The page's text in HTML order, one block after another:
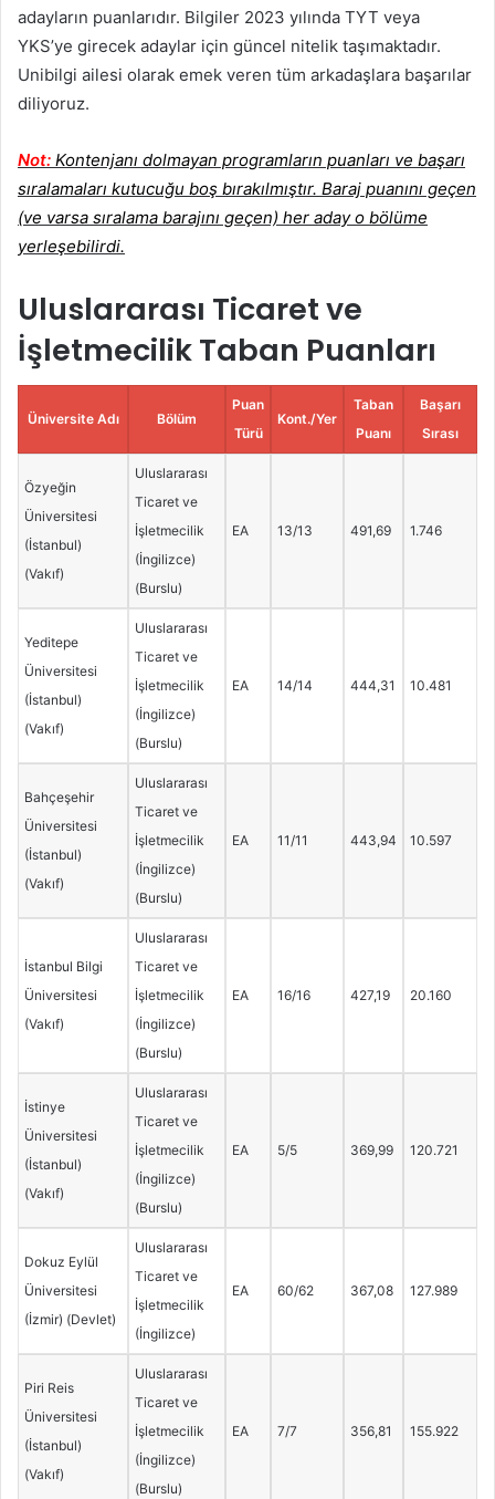
adayların puanlarıdır. Bilgiler 2023 yılında TYT veya
YKS’ye girecek adaylar için güncel nitelik taşımaktadır.
Unibilgi ailesi olarak emek veren tüm arkadaşlara başarılar
diliyoruz.
Not: Kontenjanı dolmayan programların puanları ve başarı
sıralamaları kutucuğu boş bırakılmıştır. Baraj puanını geçen
(ve varsa sıralama barajını geçen) her aday o bölüme
yerleşebilirdi.
Uluslararası Ticaret ve
İşletmecilik Taban Puanları
Üniversite Adı Bölüm
Puan
Türü
Kont./Yer
Taban
Puanı
Başarı
Sırası
Özyeğin
Üniversitesi
(İstanbul)
(Vakıf)
Uluslararası
Ticaret ve
İşletmecilik
(İngilizce)
(Burslu)
EA 13/13 491,69 1.746
Yeditepe
Üniversitesi
(İstanbul)
(Vakıf)
Uluslararası
Ticaret ve
İşletmecilik
(İngilizce)
(Burslu)
EA 14/14 444,31 10.481
Bahçeşehir
Üniversitesi
(İstanbul)
(Vakıf)
Uluslararası
Ticaret ve
İşletmecilik
(İngilizce)
(Burslu)
EA 11/11 443,94 10.597
İstanbul Bilgi
Üniversitesi
(Vakıf)
Uluslararası
Ticaret ve
İşletmecilik
(İngilizce)
(Burslu)
EA 16/16 427,19 20.160
İstinye
Üniversitesi
(İstanbul)
(Vakıf)
Uluslararası
Ticaret ve
İşletmecilik
(İngilizce)
(Burslu)
EA 5/5 369,99 120.721
Dokuz Eylül
Üniversitesi
(İzmir) (Devlet)
Uluslararası
Ticaret ve
İşletmecilik
(İngilizce)
EA 60/62 367,08 127.989
Piri Reis
Üniversitesi
(İstanbul)
(Vakıf)
Uluslararası
Ticaret ve
İşletmecilik
(İngilizce)
(Burslu)
EA 7/7 356,81 155.922